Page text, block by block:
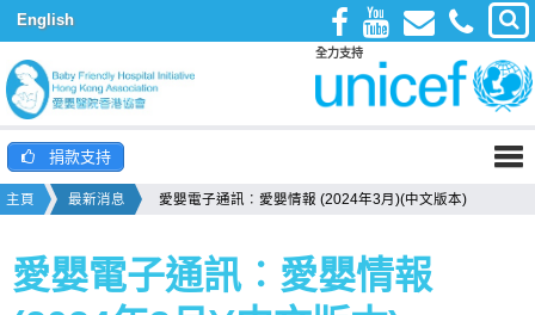
English
全力支持
捐款支持
主頁 最新消息 愛嬰電子通訊︰愛嬰情報 (2024年3月)(中文版本)
愛嬰電子通訊︰愛嬰情報